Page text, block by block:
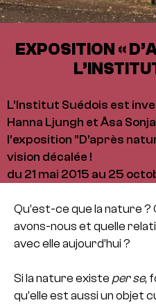
EXPOSITION «
L'Institut Suédois est
Hanna Ljungh et Åsa
l'exposition "D'après
vision décalée !
du 21 mai 2015 au 25
Qu’est-ce que la nature ?
avons-nous et quelle
avec elle aujourd’hui ?
Si la nature existe per se,
qu’elle est aussi un objet